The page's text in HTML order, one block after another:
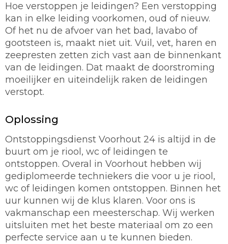
Hoe verstoppen je leidingen? Een verstopping
kan in elke leiding voorkomen, oud of nieuw.
Of het nu de afvoer van het bad, lavabo of
gootsteen is, maakt niet uit. Vuil, vet, haren en
zeepresten zetten zich vast aan de binnenkant
van de leidingen. Dat maakt de doorstroming
moeilijker en uiteindelijk raken de leidingen
verstopt.
Oplossing
Ontstoppingsdienst Voorhout 24 is altijd in de
buurt om je riool, wc of leidingen te
ontstoppen. Overal in Voorhout hebben wij
gediplomeerde techniekers die voor u je riool,
wc of leidingen komen ontstoppen. Binnen het
uur kunnen wij de klus klaren. Voor ons is
vakmanschap een meesterschap. Wij werken
uitsluiten met het beste materiaal om zo een
perfecte service aan u te kunnen bieden.